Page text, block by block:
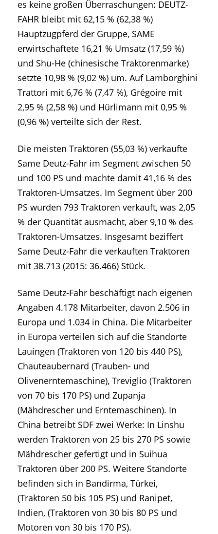
es keine großen Überraschungen: DEUTZ-
FAHR bleibt mit 62,15 % (62,38 %)
Hauptzugpferd der Gruppe, SAME
erwirtschaftete 16,21 % Umsatz (17,59 %)
und Shu-He (chinesische Traktorenmarke)
setzte 10,98 % (9,02 %) um. Auf Lamborghini
Trattori mit 6,76 % (7,47 %), Grégoire mit
2,95 % (2,58 %) und Hürlimann mit 0,95 %
(0,96 %) verteilte sich der Rest.
Die meisten Traktoren (55,03 %) verkaufte
Same Deutz-Fahr im Segment zwischen 50
und 100 PS und machte damit 41,16 % des
Traktoren-Umsatzes. Im Segment über 200
PS wurden 793 Traktoren verkauft, was 2,05
% der Quantität ausmacht, aber 9,10 % des
Traktoren-Umsatzes. Insgesamt beziffert
Same Deutz-Fahr die verkauften Traktoren
mit 38.713 (2015: 36.466) Stück.
Same Deutz-Fahr beschäftigt nach eigenen
Angaben 4.178 Mitarbeiter, davon 2.506 in
Europa und 1.034 in China. Die Mitarbeiter
in Europa verteilen sich auf die Standorte
Lauingen (Traktoren von 120 bis 440 PS),
Chauteaubernard (Trauben- und
Olivenerntemaschine), Treviglio (Traktoren
von 70 bis 170 PS) und Zupanja
(Mähdrescher und Erntemaschinen). In
China betreibt SDF zwei Werke: In Linshu
werden Traktoren von 25 bis 270 PS sowie
Mähdrescher gefertigt und in Suihua
Traktoren über 200 PS. Weitere Standorte
befinden sich in Bandirma, Türkei,
(Traktoren 50 bis 105 PS) und Ranipet,
Indien, (Traktoren von 30 bis 80 PS und
Motoren von 30 bis 170 PS).